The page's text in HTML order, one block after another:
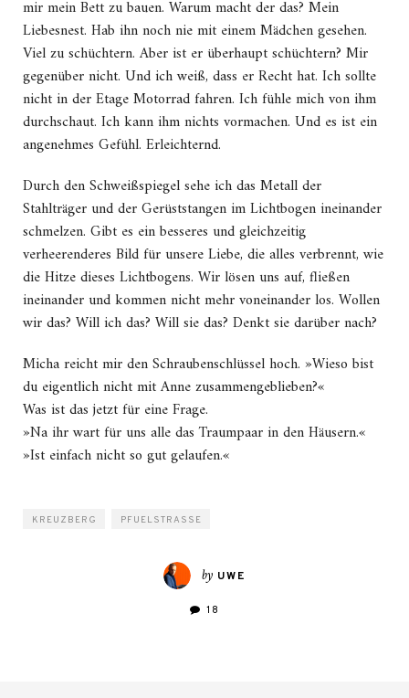
mir mein Bett zu bauen. Warum macht der das? Mein
Liebesnest. Hab ihn noch nie mit einem Mädchen gesehen.
Viel zu schüchtern. Aber ist er überhaupt schüchtern? Mir
gegenüber nicht. Und ich weiß, dass er Recht hat. Ich sollte
nicht in der Etage Motorrad fahren. Ich fühle mich von ihm
durchschaut. Ich kann ihm nichts vormachen. Und es ist ein
angenehmes Gefühl. Erleichternd.
Durch den Schweißspiegel sehe ich das Metall der
Stahlträger und der Gerüststangen im Lichtbogen ineinander
schmelzen. Gibt es ein besseres und gleichzeitig
verheerenderes Bild für unsere Liebe, die alles verbrennt, wie
die Hitze dieses Lichtbogens. Wir lösen uns auf, fließen
ineinander und kommen nicht mehr voneinander los. Wollen
wir das? Will ich das? Will sie das? Denkt sie darüber nach?
Micha reicht mir den Schraubenschlüssel hoch. »Wieso bist
du eigentlich nicht mit Anne zusammengeblieben?«
Was ist das jetzt für eine Frage.
»Na ihr wart für uns alle das Traumpaar in den Häusern.«
»Ist einfach nicht so gut gelaufen.«
KREUZBERG PFUELSTRASSE
by UWE
18